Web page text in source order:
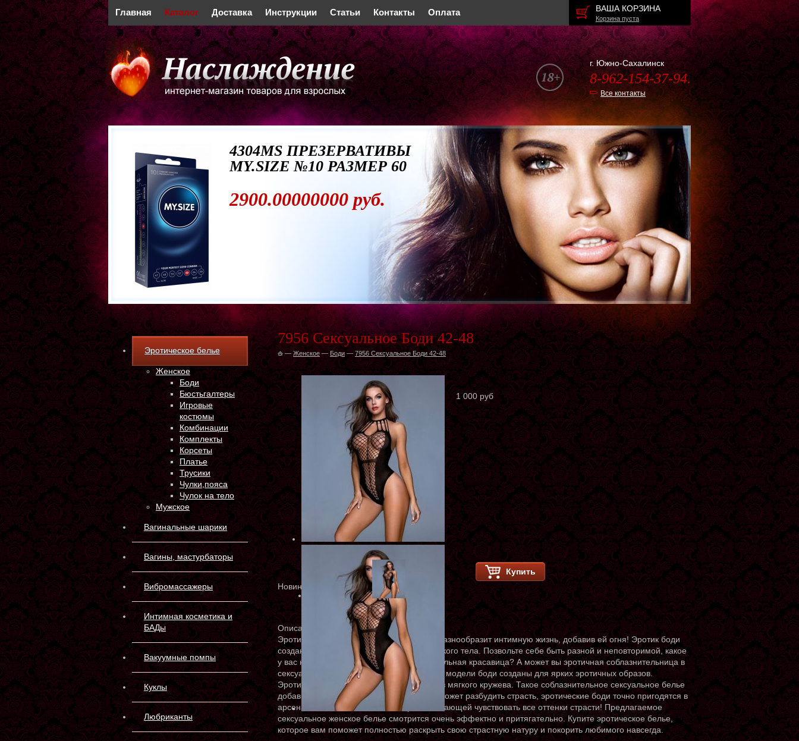
Главная Каталог Доставка Инструкции Статьи Контакты Оплата ВАША КОРЗИНА
Корзина пуста
г. Южно-Сахалинск
8-962-154-37-94.
Все контакты
4304MS ПРЕЗЕРВАТИВЫ
MY.SIZE №10 РАЗМЕР 60
2900.00000000 руб.
Эротическое белье
Женское
Боди
Бюстьгалтеры
Игровые
костюмы
Комбинации
Комплекты
Корсеты
Платье
Трусики
Чулки,пояса
Чулок на тело
Мужское
Вагинальные шарики
Вагины, мастурбаторы
Вибромассажеры
Интимная косметика и
БАДы
Вакуумные помпы
Куклы
Любриканты
7956 Сексуальное Боди 42-48
—Женское — Боди — 7956 Сексуальное Боди 42-48
Новинка
1 000 руб
Купить
Описание
Эротическое нижнее сексуальное белье разнообразит интимную жизнь, добавив ей огня! Эротик боди
созданы, чтобы подчеркнуть красоту женского тела. Позвольте себе быть разной и неповторимой, какое
у вас настроение сегодня? Вы соблазнительная красавица? А может вы эротичная соблазнительница в
сексуальном черном белье? Сексуальные модели боди созданы для ярких эротичных образов.
Эротические боди для женщин созданы из мягкого кружева. Такое соблазнительное сексуальное белье
добавит огонька вашей личной жизни, поможет разбудить страсть, эротические боди точно пригодятся в
арсенале соблазнительной женщины, желающей чувствовать все оттенки страсти! Предлагаемое
сексуальное женское белье смотрится очень эффектно и притягательно. Купите эротическое белье,
которое вам поможет полностью раскрыть свою страстную натуру и покорить любимого навсегда.